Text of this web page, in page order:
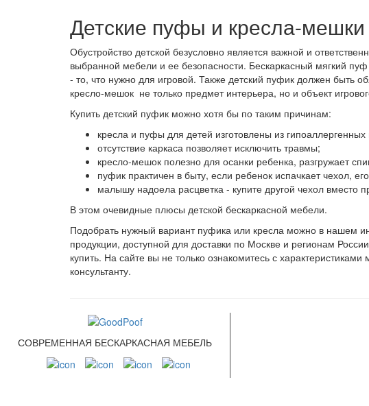
Детские пуфы и кресла-мешки
Обустройство детской безусловно является важной и
выбранной мебели и ее безопасности. Бескаркасный мягкий
- то, что нужно для игровой. Также детский пуфик должен быть
кресло-мешок не только предмет интерьера, но и объект
Купить детский пуфик можно хотя бы по таким причинам:
кресла и пуфы для детей изготовлены из
отсутствие каркаса позволяет исключить травмы;
кресло-мешок полезно для осанки ребенка, разгружает
пуфик практичен в быту, если ребенок испачкает чехол,
малышу надоела расцветка - купите другой чехол вместо
В этом очевидные плюсы детской бескаркасной мебели.
Подобрать нужный вариант пуфика или кресла можно в нашем
продукции, доступной для доставки по Москве и регионам
купить. На сайте вы не только ознакомитесь с
консультанту.
СОВРЕМЕННАЯ БЕСКАРКАСНАЯ МЕБЕЛЬ